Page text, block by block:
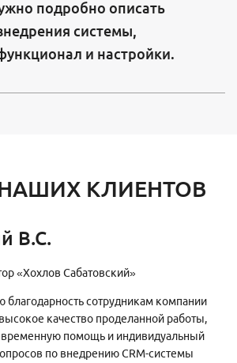
подробно описать
системы,
и настройки.
КЛИЕНТОВ
В.С.
«Хохлов Сабатовский»
сотрудникам компании
качество проделанной работы,
помощь и индивидуальный
по внедрению CRM-системы